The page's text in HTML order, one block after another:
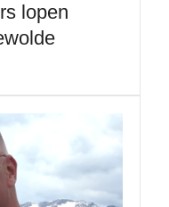
lopen